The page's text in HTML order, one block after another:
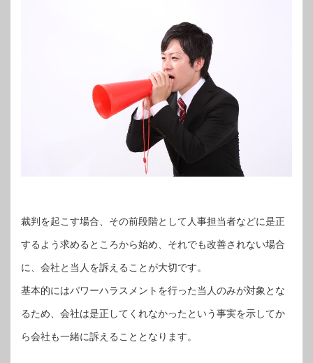
裁判を起こす場合、その前段階として人事担当者などに是正
するよう求めるところから始め、それでも改善されない場合
に、会社と当人を訴えることが大切です。
基本的にはパワーハラスメントを行った当人のみが対象とな
るため、会社は是正してくれなかったという事実を示してか
ら会社も一緒に訴えることとなります。